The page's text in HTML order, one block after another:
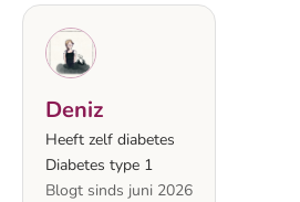
Deniz
Heeft zelf diabetes
Diabetes type 1
Blogt sinds juni 2026